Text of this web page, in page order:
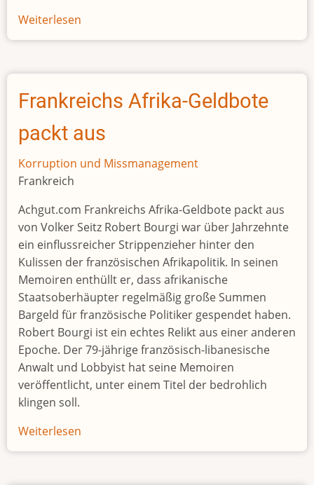
Weiterlesen
Leben
Brazzavilles
Präsidentenfamilie
in
Frankreichs Afrika-Geldbote
packt aus
Korruption und Missmanagement
Frankreich
Achgut.com Frankreichs Afrika-Geldbote packt aus
von Volker Seitz Robert Bourgi war über Jahrzehnte
ein einflussreicher Strippenzieher hinter den
Kulissen der französischen Afrikapolitik. In seinen
Memoiren enthüllt er, dass afrikanische
Staatsoberhäupter regelmäßig große Summen
Bargeld für französische Politiker gespendet haben.
Robert Bourgi ist ein echtes Relikt aus einer anderen
Epoche. Der 79-jährige französisch-libanesische
Anwalt und Lobbyist hat seine Memoiren
veröffentlicht, unter einem Titel der bedrohlich
klingen soll.
Weiterlesen
Frankreichs